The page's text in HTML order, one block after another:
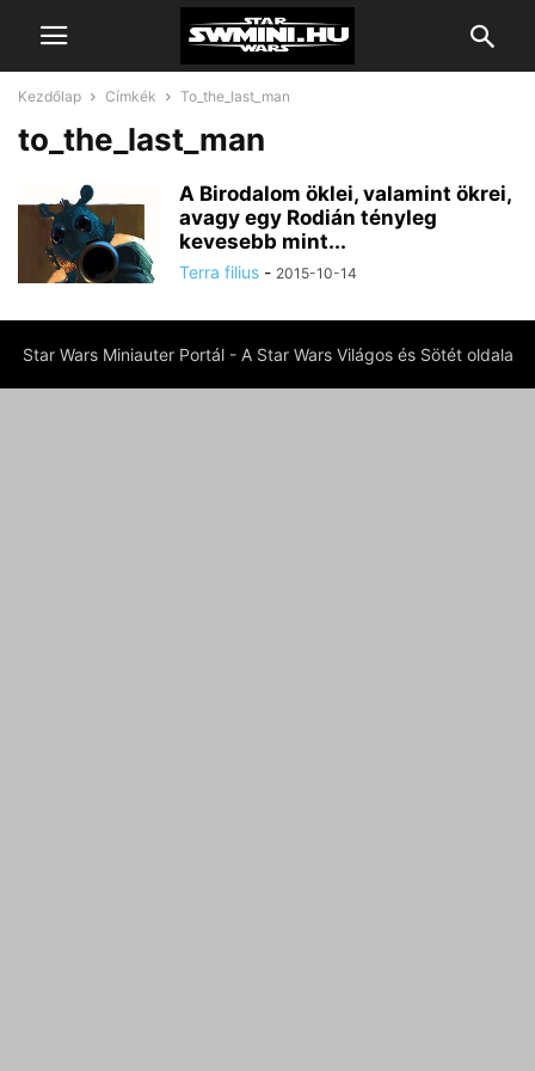
Kezdőlap Címkék To_the_last_man
to_the_last_man
A Birodalom öklei, valamint ökrei,
avagy egy Rodián tényleg
kevesebb mint...
Terra filius - 2015-10-14
Star Wars Miniauter Portál - A Star Wars Világos és Sötét oldala